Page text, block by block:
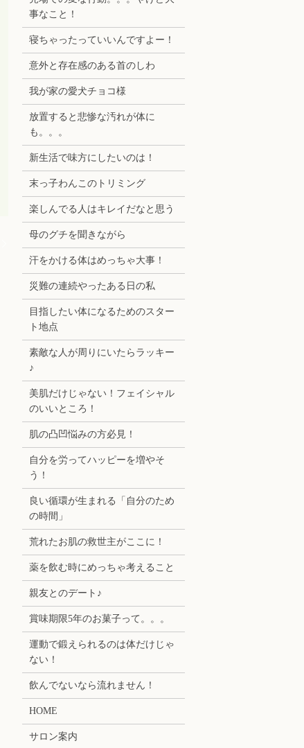
事なこと！
寝ちゃったっていいんですよー！
意外と存在感のある首のしわ
我が家の愛犬チョコ様
放置すると悲惨な汚れが体に
も。。。
新生活で味方にしたいのは！
末っ子わんこのトリミング
楽しんでる人はキレイだなと思う
母のグチを聞きながら
汗をかける体はめっちゃ大事！
災難の連続やったある日の私
目指したい体になるためのスター
ト地点
素敵な人が周りにいたらラッキー
♪
美肌だけじゃない！フェイシャル
のいいところ！
肌の凸凹悩みの方必見！
自分を労ってハッピーを増やそ
う！
良い循環が生まれる「自分のため
の時間」
荒れたお肌の救世主がここに！
薬を飲む時にめっちゃ考えること
親友とのデート♪
賞味期限5年のお菓子って。。。
運動で鍛えられるのは体だけじゃ
ない！
飲んでないなら流れません！
HOME
サロン案内